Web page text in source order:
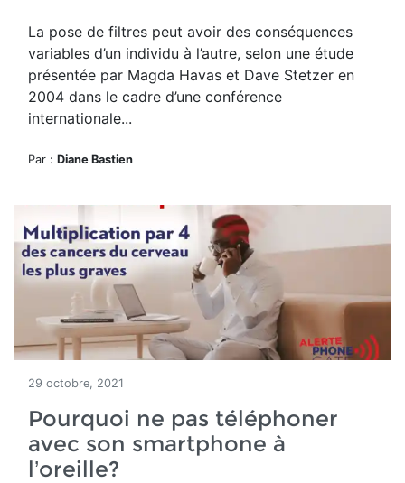
La pose de filtres peut avoir des conséquences
variables d’un individu à l’autre, selon une étude
présentée par Magda Havas et Dave Stetzer en
2004 dans le cadre d’une conférence
internationale...
Par : Diane Bastien
29 octobre, 2021
Pourquoi ne pas téléphoner
avec son smartphone à
l’oreille?